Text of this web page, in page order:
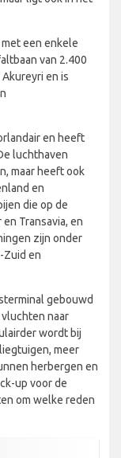
een enkele
van 2.400
en is
en heeft
luchthaven
maar heeft ook
en
die op de
Transavia, en
zijn onder
Zuid en
gebouwd
naar
wordt bij
meer
herbergen en
up voor de
om welke reden